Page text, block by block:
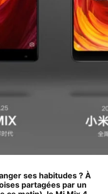
ses habitudes ? À
partagées par un